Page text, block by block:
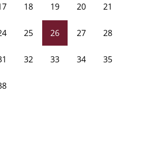
18 19 20 21
25 26 27 28
32 33 34 35